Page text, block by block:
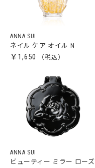
ANNA SUI
ネイル ケア オイル N
￥1,650
ANNA SUI
ビューティー ミラー ローズ